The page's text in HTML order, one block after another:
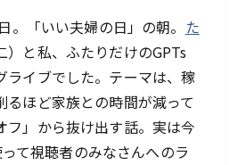
。「いい夫婦の日」の朝。 た
）と私、ふたりだけのGPTs
ライブでした。テーマは、稼
るほど家族との時間が減って
フ」から抜け出す話。実は今
て視聴者のみなさんへのラ